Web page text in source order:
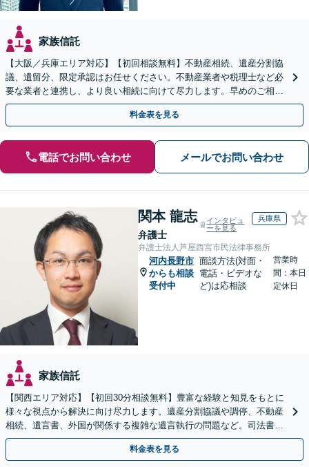
家族信託
【大阪／兵庫エリア対応】【初回相談無料】不動産相続、遺産分割協
議、遺留分、限定承認はお任せください。不動産業者や税理士など必
要な業者と連携し、より良い相続に向けて尽力します。早めのご相談
が複雑化を防ぐカギとなります【休日相談可】
料金表を見る
電話でお問い合わせ メールでお問い合わせ
関本 龍志
弁護士
インタビュ
ーを見る
兵庫県
弁護士法人芦屋西宮市民法律事務所
河内長野市
からも相談
受付中
面談方法(対面・
電話・ビデオな
ど)は応相談
営業時
間：本日
定休日
家族信託
【関西エリア対応】【初回30分相談無料】豊富な経験と知見をもとに
様々な視点から解決に向け尽力します。遺産分割協議や調停、不動産
相続、遺言書、外国が関係する複雑な遺言執行の問題など。司法書士
や税理士とも連携し、円滑な解決を【オンライン面談可】
料金表を見る